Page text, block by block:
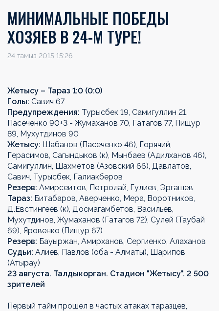
МИНИМАЛЬНЫЕ ПОБЕДЫ
ХОЗЯЕВ В 24-М ТУРЕ!
24 тамыз 2015 15:26
Жетысу – Тараз 1:0 (0:0)
Голы: Савич 67
Предупреждения: Турысбек 19, Самигуллин 21,
Пасеченко 90+3 - Жумаханов 70, Гатагов 77, Пищур
89, Мухутдинов 90
Жетысу: Шабанов (Пасеченко 46), Горячий,
Герасимов, Сагындыков (к), Мынбаев (Адилханов 46),
Самигуллин, Шахметов (Азовский 66), Давлатов,
Савич, Турысбек, Галиакберов
Резерв: Амирсеитов, Петролай, Гулиев, Эргашев
Тараз: Битабаров, Аверченко, Мера, Воротников,
Д.Евстингеев (к), Досмагамбетов, Васильев,
Мухутдинов, Жумаханов (Гатагов 72), Сулей (Таубай
69), Яровенко (Пищур 67)
Резерв: Бауыржан, Амирханов, Сергиенко, Алаханов
Судьи: Алиев, Павлов (оба - Алматы), Шарипов
(Атырау)
23 августа. Талдыкорган. Стадион "Жетысу". 2 500
зрителей
Первый тайм прошел в частых атаках таразцев,